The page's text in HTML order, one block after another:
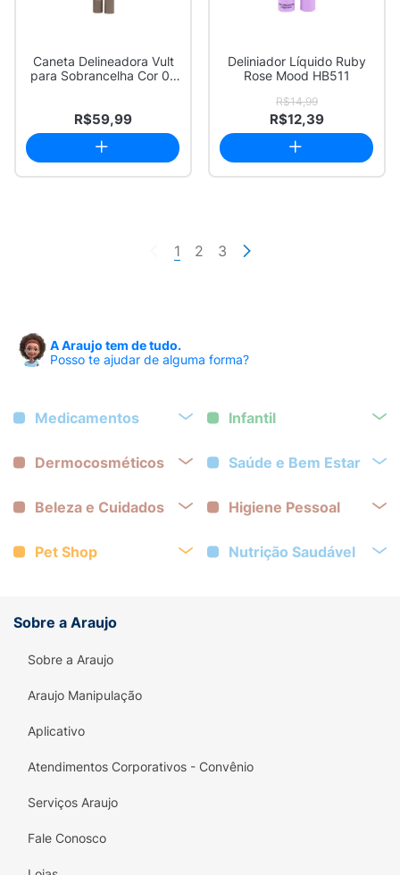
Caneta Delineadora Vult
para Sobrancelha Cor 02
R$59,99
Deliniador Líquido Ruby
Rose Mood HB511
R$14,99
R$12,39
1 2 3
A Araujo tem de tudo.
Posso te ajudar de alguma forma?
Medicamentos Infantil
Dermocosméticos Saúde e Bem Estar
Beleza e Cuidados Higiene Pessoal
Pet Shop Nutrição Saudável
Sobre a Araujo
Sobre a Araujo
Araujo Manipulação
Aplicativo
Atendimentos Corporativos - Convênio
Serviços Araujo
Fale Conosco